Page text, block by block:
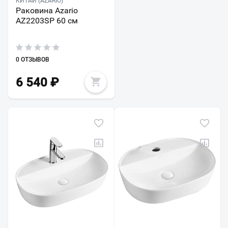
Раковина Azario
AZ2203SP 60 см
0 ОТЗЫВОВ
6 540 ₽